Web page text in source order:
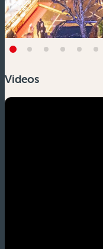
Videos